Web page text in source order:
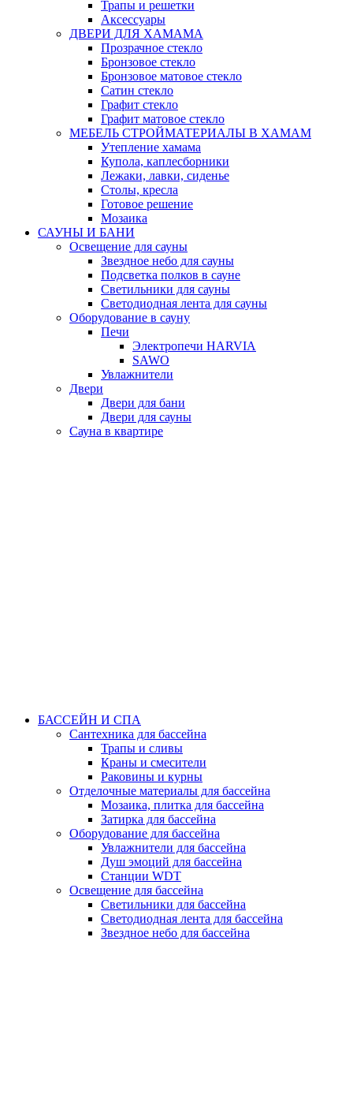
Трапы и решетки
Аксессуары
ДВЕРИ ДЛЯ ХАМАМА
Прозрачное стекло
Бронзовое стекло
Бронзовое матовое стекло
Сатин стекло
Графит стекло
Графит матовое стекло
МЕБЕЛЬ СТРОЙМАТЕРИАЛЫ В ХАМАМ
Утепление хамама
Купола, каплесборники
Лежаки, лавки, сиденье
Столы, кресла
Готовое решение
Мозаика
САУНЫ И БАНИ
Освещение для сауны
Звездное небо для сауны
Подсветка полков в сауне
Светильники для сауны
Светодиодная лента для сауны
Оборудование в сауну
Печи
Электропечи HARVIA
SAWO
Увлажнители
Двери
Двери для бани
Двери для сауны
Сауна в квартире
БАССЕЙН И СПА
Сантехника для бассейна
Трапы и сливы
Краны и смесители
Раковины и курны
Отделочные материалы для бассейна
Мозаика, плитка для бассейна
Затирка для бассейна
Оборудование для бассейна
Увлажнители для бассейна
Душ эмоций для бассейна
Станции WDT
Освещение для бассейна
Светильники для бассейна
Светодиодная лента для бассейна
Звездное небо для бассейна